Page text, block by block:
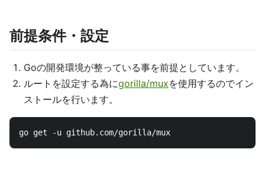
前提条件・設定
Goの開発環境が整っている事を前提としています。
ルートを設定する為にgorilla/muxを使用するのでイン
ストールを行います。